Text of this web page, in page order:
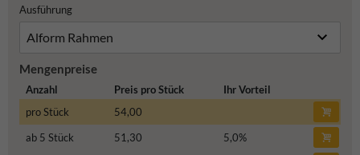
Ausführung
Mengenpreise
Anzahl Preis pro Stück
Ihr Vorteil
pro Stück
54,00
ab 5 Stück
51,30 5,0%